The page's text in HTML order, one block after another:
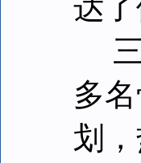
达
三
多
划